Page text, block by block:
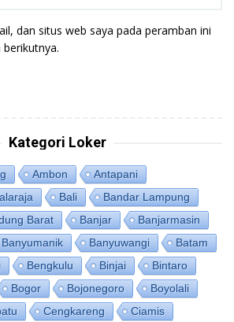
dan situs web saya pada peramban ini
Kategori Loker
Ambon
Antapani
Bali
Bandar Lampung
Barat Banjar
Banjarmasin
Banyumanik Banyuwangi
Batam
Bengkulu Binjai
Bintaro
Bogor Bojonegoro
Boyolali
Cengkareng
Ciamis